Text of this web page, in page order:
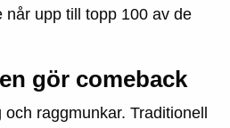
når upp till topp 100 av de
gör comeback
raggmunkar. Traditionell